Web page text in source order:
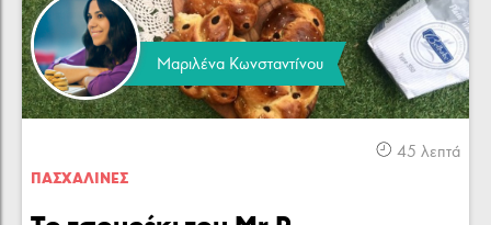
Θαλασσινά
Μαριλένα Κωνσταντίνου
45 λεπτά
ΠΑΣΧΑΛΙΝΕΣ